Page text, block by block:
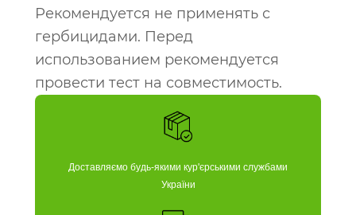
Рекомендуется не применять с
гербицидами. Перед
использованием рекомендуется
провести тест на совместимость.
Доставляємо будь-якими кур'єрськими службами
України